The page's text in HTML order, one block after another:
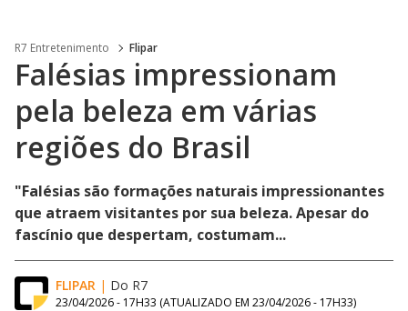
R7 Entretenimento Flipar
Falésias impressionam
pela beleza em várias
regiões do Brasil
"Falésias são formações naturais impressionantes
que atraem visitantes por sua beleza. Apesar do
fascínio que despertam, costumam...
FLIPAR | Do R7
23/04/2026 - 17H33 (ATUALIZADO EM 23/04/2026 - 17H33)